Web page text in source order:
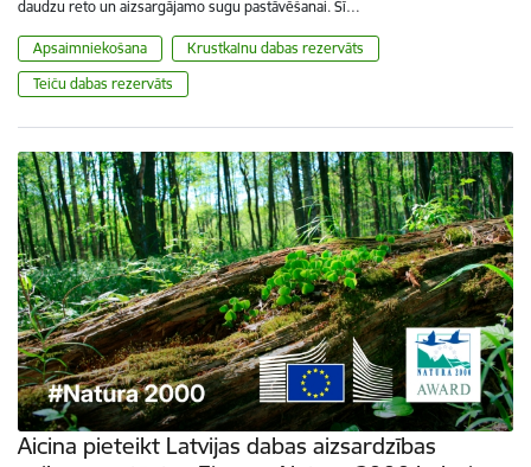
daudzu reto un aizsargājamo sugu pastāvēšanai. Šī…
Apsaimniekošana
Krustkalnu dabas rezervāts
Teiču dabas rezervāts
Aicina pieteikt Latvijas dabas aizsardzības